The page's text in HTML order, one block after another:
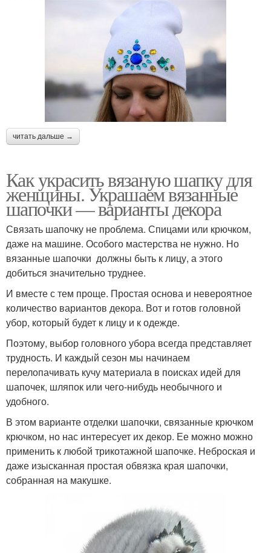
читать дальше →
Как украсить вязаную шапку для
женщины. Украшаем вязанные
шапочки — варианты декора
Связать шапочку не проблема. Спицами или крючком,
даже на машине. Особого мастерства не нужно. Но
вязанные шапочки должны быть к лицу, а этого
добиться значительно труднее.
И вместе с тем проще. Простая основа и невероятное
количество вариантов декора. Вот и готов головной
убор, который будет к лицу и к одежде.
Поэтому, выбор головного убора всегда представляет
трудность. И каждый сезон мы начинаем
перелопачивать кучу материала в поисках идей для
шапочек, шляпок или чего-нибудь необычного и
удобного.
В этом варианте отделки шапочки, связанные крючком
крючком, но нас интересует их декор. Ее можно можно
применить к любой трикотажной шапочке. Неброская и
даже изысканная простая обвязка края шапочки,
собранная на макушке.